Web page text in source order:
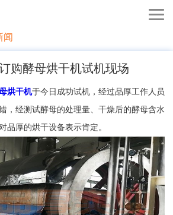
闻
购酵母烘干机试机现场
烘干机于今日成功试机，经过品厚工作人员
，经测试酵母的处理量、干燥后的酵母含水
品厚的烘干设备表示肯定。